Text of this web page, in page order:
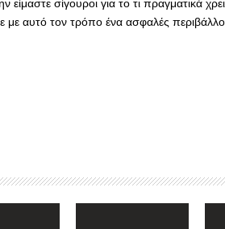
σίγουροι για το τι πραγματικά
αυτό τον τρόπο ένα ασφαλές